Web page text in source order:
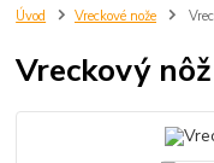
Úvod Vreckové nože
Vreckový